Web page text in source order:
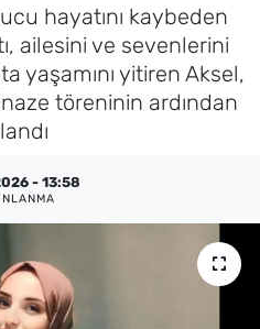
hayatını kaybeden
ailesini ve sevenlerini
yaşamını yitiren Aksel,
töreninin ardından
- 13:58